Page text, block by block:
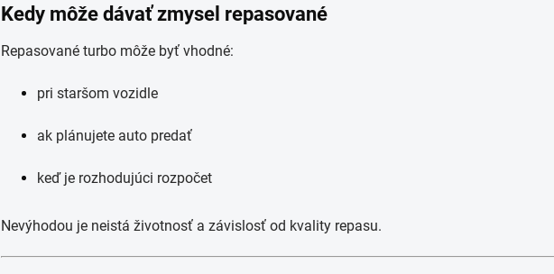
Kedy môže dávať zmysel repasované
Repasované turbo môže byť vhodné:
pri staršom vozidle
ak plánujete auto predať
keď je rozhodujúci rozpočet
Nevýhodou je neistá životnosť a závislosť od kvality repasu.